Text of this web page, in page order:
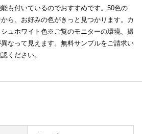
も付いているのでおすすめです。50色の
ら、お好みの色がきっと見つかります。カ
ュホワイト色※ご覧のモニターの環境、撮
なって見えます。無料サンプルをご請求い
ください。